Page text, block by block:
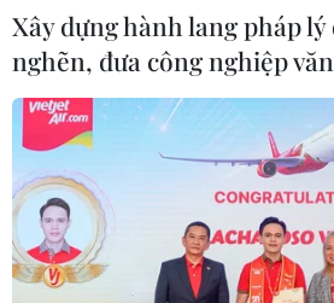
Nhịp điệu Samulnori
dội, Áo dài - Hanbok 'khoe sắc'
sông Hàn
07/08/2026 04:39
Xu hướng trải nghiệm nào tiếp
dẫn dắt du lịch nội địa cuối mùa
Xây dựng hành lang pháp
nghẽn, đưa công nghiệp